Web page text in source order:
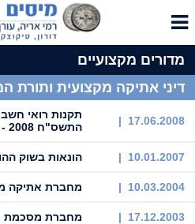
מדורים מקצועיים
דיני אתיקה מקצועית ותורת
17.06.2008 |
תקנות רואי
התשס"ח 2008 - שאלות ותשובות
10.01.2007 | הונאות בשוק
10.03.2004 | מחברת אתיקה
17.12.2003 | מחברת מסכמת